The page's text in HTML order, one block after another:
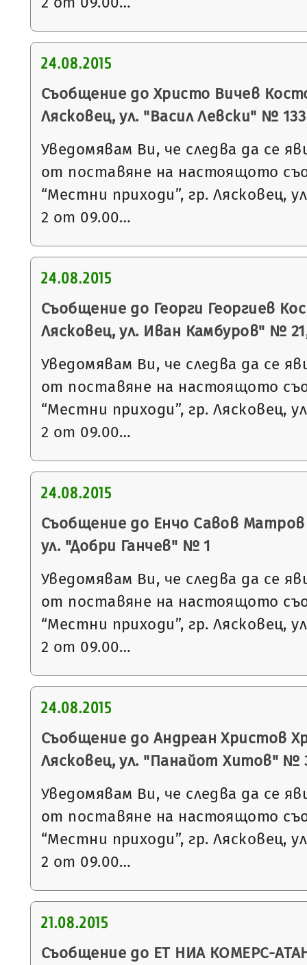
24.08.2015
Съобщение до Христо Вичев
Лясковец, ул. "Васил Левски" № 133
Уведомявам Ви, че следва да се
от поставяне на настоящото
“Местни приходи”, гр. Лясковец,
2 от 09.00…
24.08.2015
Съобщение до Георги Георгиев
Лясковец, ул. Иван Камбуров" №
Уведомявам Ви, че следва да се
от поставяне на настоящото
“Местни приходи”, гр. Лясковец,
2 от 09.00…
24.08.2015
Съобщение до Енчо Савов Матров
ул. "Добри Ганчев" № 1
Уведомявам Ви, че следва да се
от поставяне на настоящото
“Местни приходи”, гр. Лясковец,
2 от 09.00…
24.08.2015
Съобщение до Андреан Христов
Лясковец, ул. "Панайот Хитов" №
Уведомявам Ви, че следва да се
от поставяне на настоящото
“Местни приходи”, гр. Лясковец,
2 от 09.00…
21.08.2015
Съобщение до ЕТ НИА КОМЕРС-